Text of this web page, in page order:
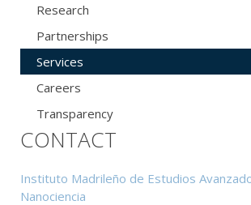
Research
Partnerships
Services
Careers
Transparency
CONTACT
Instituto Madrileño de Estudios
Nanociencia